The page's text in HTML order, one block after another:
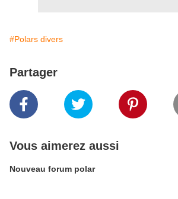
#Polars divers
Partager
Vous aimerez aussi
Nouveau forum polar